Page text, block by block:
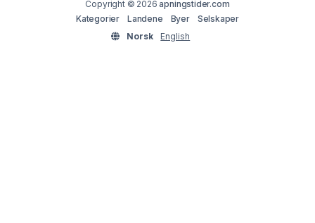
Copyright © 2026apningstider.com
Kategorier
Landene Byer
Selskaper
Norsk
English